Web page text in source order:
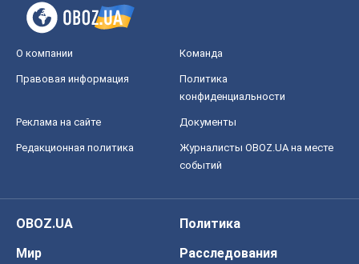
О компании Команда
Правовая информация
Политика
конфиденциальности
Реклама на сайте Документы
Редакционная политика
Журналисты OBOZ.UA на месте
событий
OBOZ.UA
Политика
Мир
Расследования